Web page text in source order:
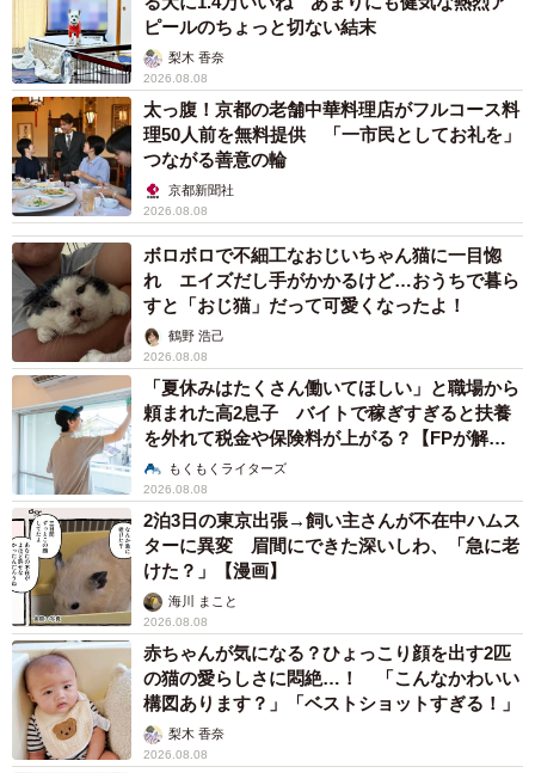
ピールのちょっと切ない結末
梨木 香奈
2026.08.08
太っ腹！京都の老舗中華料理店がフルコース料
理50人前を無料提供 「一市民としてお礼を」
つながる善意の輪
京都新聞社
2026.08.08
ボロボロで不細工なおじいちゃん猫に一目惚
れ エイズだし手がかかるけど…おうちで暮ら
すと「おじ猫」だって可愛くなったよ！
鶴野 浩己
2026.08.08
「夏休みはたくさん働いてほしい」と職場から
頼まれた高2息子 バイトで稼ぎすぎると扶養
を外れて税金や保険料が上がる？【FPが解
説】もくもくライターズ
2026.08.08
2泊3日の東京出張→飼い主さんが不在中ハムス
ターに異変 眉間にできた深いしわ、「急に老
けた？」【漫画】
海川 まこと
2026.08.08
赤ちゃんが気になる？ひょっこり顔を出す2匹
の猫の愛らしさに悶絶…！ 「こんなかわいい
構図あります？」「ベストショットすぎる！」
梨木 香奈
2026.08.08